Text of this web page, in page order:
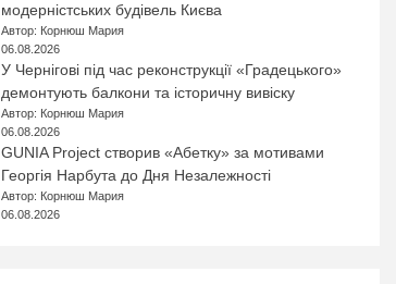
модерністських будівель Києва
Автор: Корнюш Мария
06.08.2026
У Чернігові під час реконструкції «Градецького»
демонтують балкони та історичну вивіску
Автор: Корнюш Мария
06.08.2026
GUNIA Project створив «Абетку» за мотивами
Георгія Нарбута до Дня Незалежності
Автор: Корнюш Мария
06.08.2026